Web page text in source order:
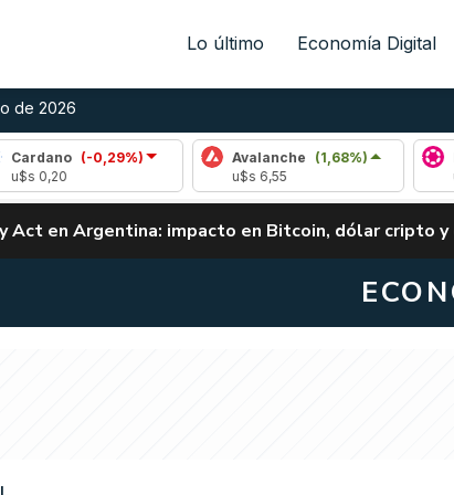
Lo último Economía Digital
de 2026
(-0,29%)
Avalanche
(1,68%)
Polkadot
Act en Argentina: impacto en Bitcoin, dólar cripto y